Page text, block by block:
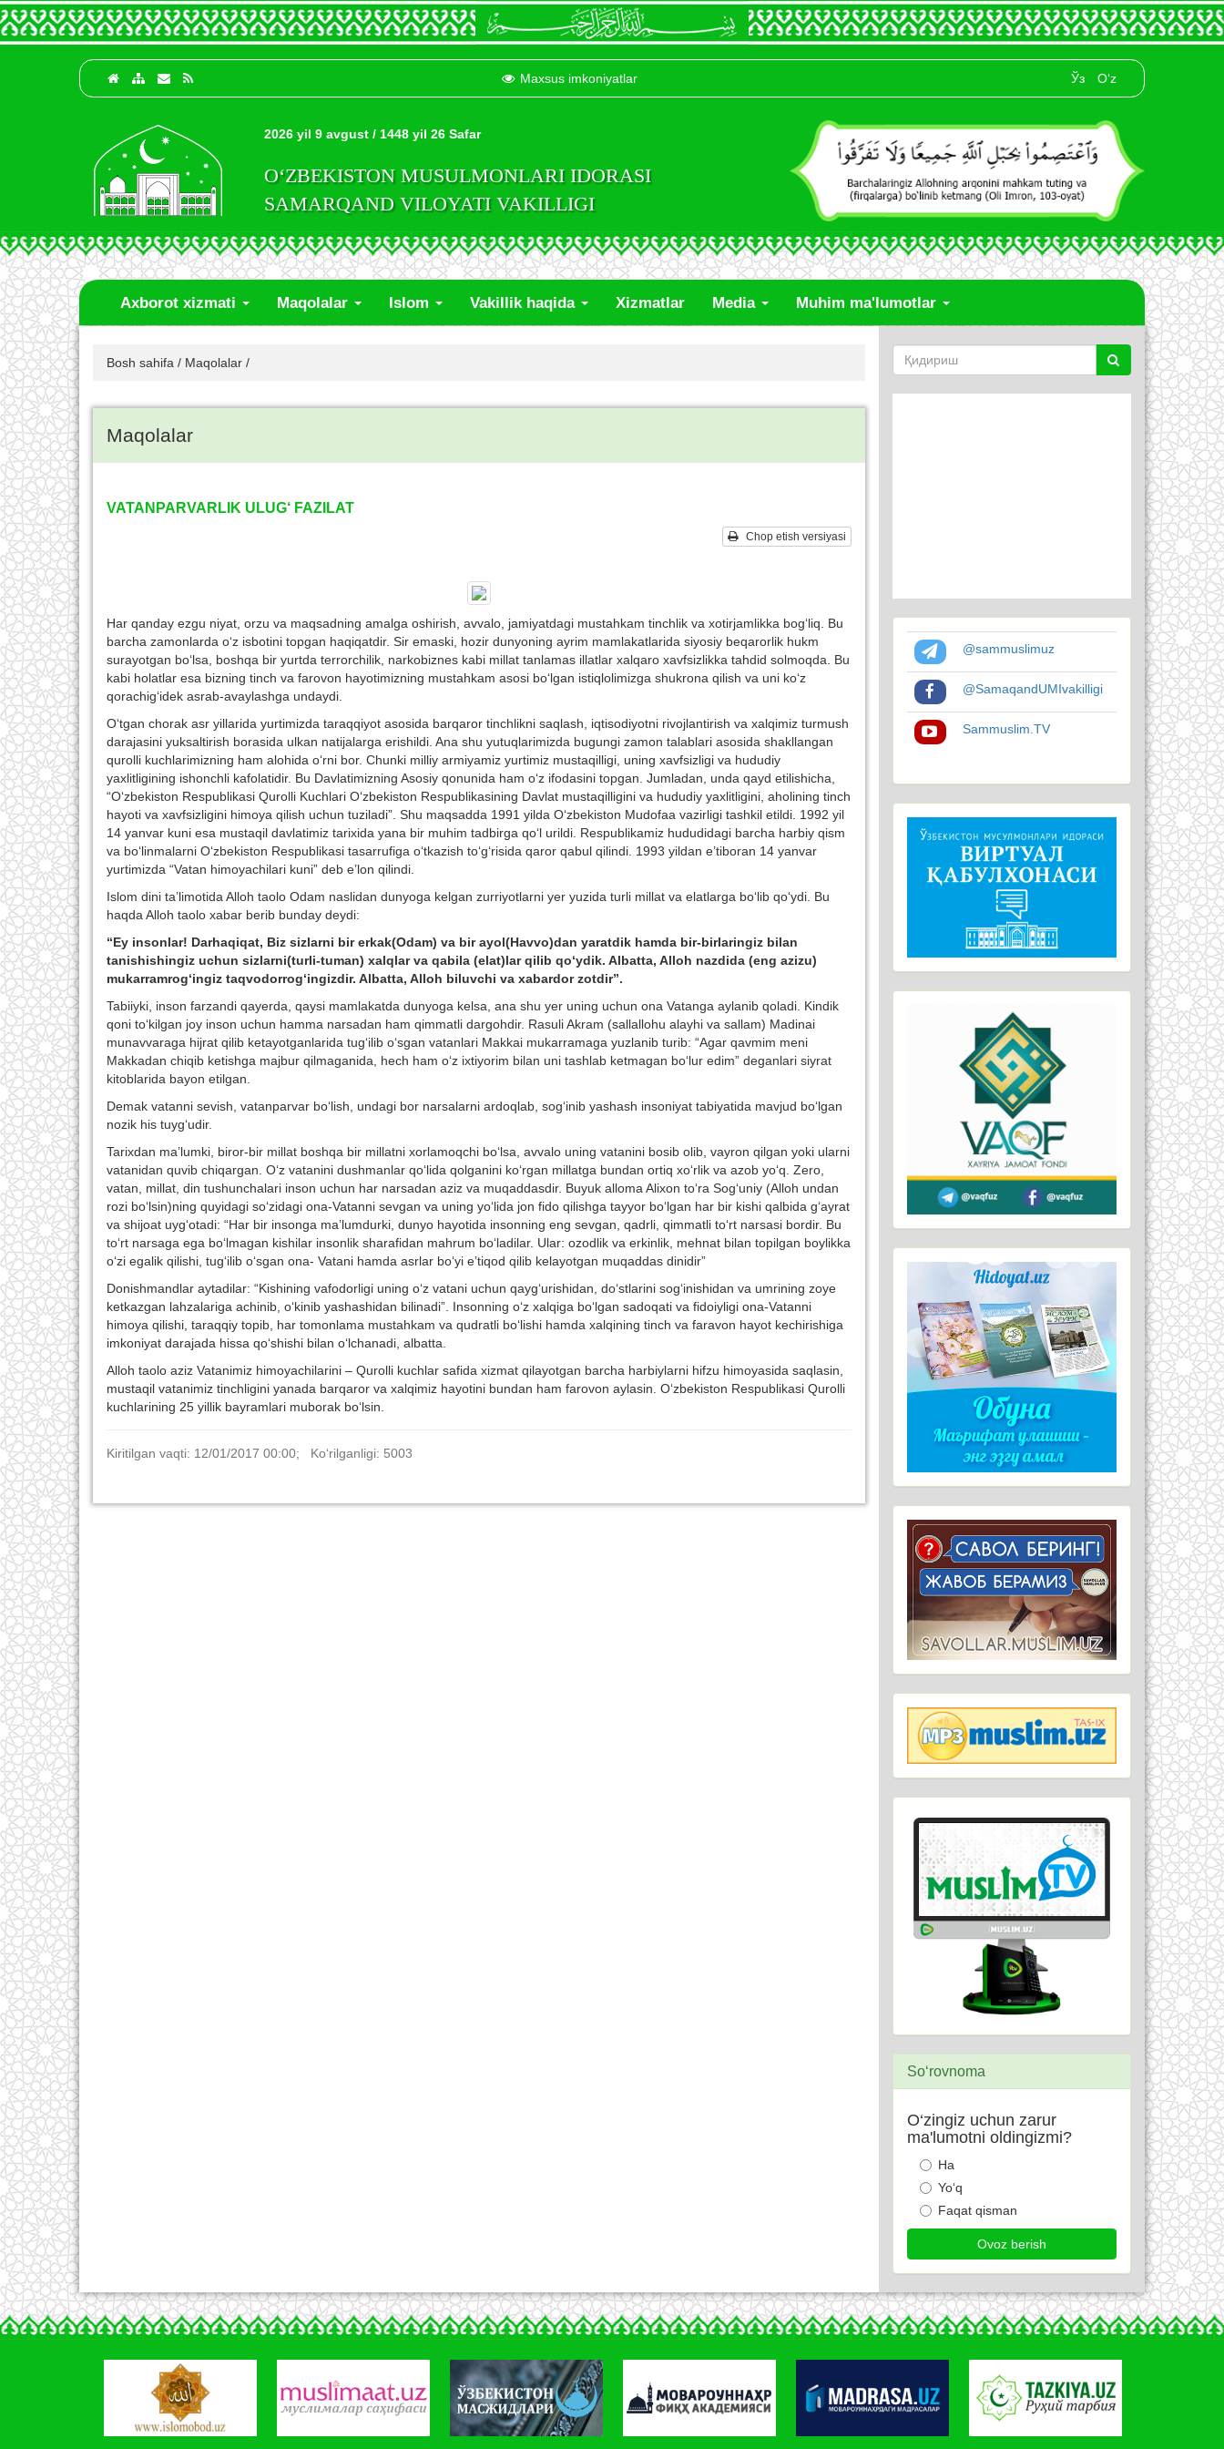
Maxsus imkoniyatlar Ўз O‘z
2026 yil 9 avgust / 1448 yil 26 Safar
O‘ZBEKISTON MUSULMONLARI IDORASI
SAMARQAND VILOYATI VAKILLIGI
Axborot xizmati Maqolalar Islom Vakillik haqida Xizmatlar Media Muhim ma'lumotlar
Bosh sahifa / Maqolalar /
Maqolalar
VATANPARVARLIK ULUG‘ FAZILAT
Chop etish versiyasi
Har qanday ezgu niyat, orzu va maqsadning amalga oshirish, avvalo, jamiyatdagi mustahkam tinchlik va xotirjamlikka bog‘liq. Bu
barcha zamonlarda o‘z isbotini topgan haqiqatdir. Sir emaski, hozir dunyoning ayrim mamlakatlarida siyosiy beqarorlik hukm
surayotgan bo‘lsa, boshqa bir yurtda terrorchilik, narkobiznes kabi millat tanlamas illatlar xalqaro xavfsizlikka tahdid solmoqda. Bu
kabi holatlar esa bizning tinch va farovon hayotimizning mustahkam asosi bo‘lgan istiqlolimizga shukrona qilish va uni ko‘z
qorachig‘idek asrab-avaylashga undaydi.
O‘tgan chorak asr yillarida yurtimizda taraqqiyot asosida barqaror tinchlikni saqlash, iqtisodiyotni rivojlantirish va xalqimiz turmush
darajasini yuksaltirish borasida ulkan natijalarga erishildi. Ana shu yutuqlarimizda bugungi zamon talablari asosida shakllangan
qurolli kuchlarimizning ham alohida o‘rni bor. Chunki milliy armiyamiz yurtimiz mustaqilligi, uning xavfsizligi va hududiy
yaxlitligining ishonchli kafolatidir. Bu Davlatimizning Asosiy qonunida ham o‘z ifodasini topgan. Jumladan, unda qayd etilishicha,
“O‘zbekiston Respublikasi Qurolli Kuchlari O‘zbekiston Respublikasining Davlat mustaqilligini va hududiy yaxlitligini, aholining tinch
hayoti va xavfsizligini himoya qilish uchun tuziladi”. Shu maqsadda 1991 yilda O‘zbekiston Mudofaa vazirligi tashkil etildi. 1992 yil
14 yanvar kuni esa mustaqil davlatimiz tarixida yana bir muhim tadbirga qo‘l urildi. Respublikamiz hududidagi barcha harbiy qism
va bo‘linmalarni O‘zbekiston Respublikasi tasarrufiga o‘tkazish to‘g‘risida qaror qabul qilindi. 1993 yildan e’tiboran 14 yanvar
yurtimizda “Vatan himoyachilari kuni” deb e’lon qilindi.
Islom dini ta’limotida Alloh taolo Odam naslidan dunyoga kelgan zurriyotlarni yer yuzida turli millat va elatlarga bo‘lib qo‘ydi. Bu
haqda Alloh taolo xabar berib bunday deydi:
“Ey insonlar! Darhaqiqat, Biz sizlarni bir erkak(Odam) va bir ayol(Havvo)dan yaratdik hamda bir-birlaringiz bilan
tanishishingiz uchun sizlarni(turli-tuman) xalqlar va qabila (elat)lar qilib qo‘ydik. Albatta, Alloh nazdida (eng azizu)
mukarramrog‘ingiz taqvodorrog‘ingizdir. Albatta, Alloh biluvchi va xabardor zotdir”.
Tabiiyki, inson farzandi qayerda, qaysi mamlakatda dunyoga kelsa, ana shu yer uning uchun ona Vatanga aylanib qoladi. Kindik
qoni to‘kilgan joy inson uchun hamma narsadan ham qimmatli dargohdir. Rasuli Akram (sallallohu alayhi va sallam) Madinai
munavvaraga hijrat qilib ketayotganlarida tug‘ilib o‘sgan vatanlari Makkai mukarramaga yuzlanib turib: “Agar qavmim meni
Makkadan chiqib ketishga majbur qilmaganida, hech ham o‘z ixtiyorim bilan uni tashlab ketmagan bo‘lur edim” deganlari siyrat
kitoblarida bayon etilgan.
Demak vatanni sevish, vatanparvar bo‘lish, undagi bor narsalarni ardoqlab, sog‘inib yashash insoniyat tabiyatida mavjud bo‘lgan
nozik his tuyg‘udir.
Tarixdan ma’lumki, biror-bir millat boshqa bir millatni xorlamoqchi bo‘lsa, avvalo uning vatanini bosib olib, vayron qilgan yoki ularni
vatanidan quvib chiqargan. O‘z vatanini dushmanlar qo‘lida qolganini ko‘rgan millatga bundan ortiq xo‘rlik va azob yo‘q. Zero,
vatan, millat, din tushunchalari inson uchun har narsadan aziz va muqaddasdir. Buyuk alloma Alixon to‘ra Sog‘uniy (Alloh undan
rozi bo‘lsin)ning quyidagi so‘zidagi ona-Vatanni sevgan va uning yo‘lida jon fido qilishga tayyor bo‘lgan har bir kishi qalbida g‘ayrat
va shijoat uyg‘otadi: “Har bir insonga ma’lumdurki, dunyo hayotida insonning eng sevgan, qadrli, qimmatli to‘rt narsasi bordir. Bu
to‘rt narsaga ega bo‘lmagan kishilar insonlik sharafidan mahrum bo‘ladilar. Ular: ozodlik va erkinlik, mehnat bilan topilgan boylikka
o‘zi egalik qilishi, tug‘ilib o‘sgan ona- Vatani hamda asrlar bo‘yi e’tiqod qilib kelayotgan muqaddas dinidir”
Donishmandlar aytadilar: “Kishining vafodorligi uning o‘z vatani uchun qayg‘urishidan, do‘stlarini sog‘inishidan va umrining zoye
ketkazgan lahzalariga achinib, o‘kinib yashashidan bilinadi”. Insonning o‘z xalqiga bo‘lgan sadoqati va fidoiyligi ona-Vatanni
himoya qilishi, taraqqiy topib, har tomonlama mustahkam va qudratli bo‘lishi hamda xalqining tinch va faravon hayot kechirishiga
imkoniyat darajada hissa qo‘shishi bilan o‘lchanadi, albatta.
Alloh taolo aziz Vatanimiz himoyachilarini – Qurolli kuchlar safida xizmat qilayotgan barcha harbiylarni hifzu himoyasida saqlasin,
mustaqil vatanimiz tinchligini yanada barqaror va xalqimiz hayotini bundan ham farovon aylasin. O‘zbekiston Respublikasi Qurolli
kuchlarining 25 yillik bayramlari muborak bo‘lsin.
Kiritilgan vaqti: 12/01/2017 00:00; Ko‘rilganligi: 5003
@sammuslimuz
@SamaqandUMIvakilligi
Sammuslim.TV
So‘rovnoma
O‘zingiz uchun zarur
ma'lumotni oldingizmi?
Ha
Yo‘q
Faqat qisman